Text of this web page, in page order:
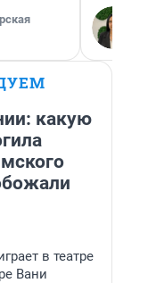
какую
в театре
Вани